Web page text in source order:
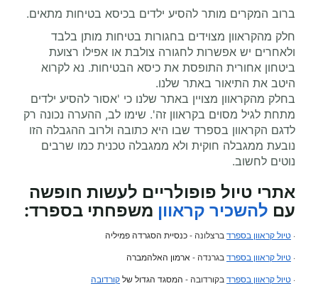
ברוב המקרים מותר להסיע ילדים בכיסא בטיחות מתאים.
חלק מהקראוון מצוידים בחגורות בטיחות מותן בלבד
ולאחרים יש אפשרות לחגורה צולבת או אפילו רצועת
ביטחון אחורית התופסת את כיסא הבטיחות. נא לקרוא
היטב את התיאור באתר שלנו.
בחלק מהקראוון מצויין באתר שלנו כי 'אסור להסיע ילדים
מתחת לגיל מסוים בקראוון זה'. שימו לב, ההערה נכונה רק
לדגם הקראוון בספרד שבו היא כתובה ולרוב ההגבלה הזו
נובעת ממגבלה חוקית ולא ממגבלה טכנית כמו שרבים
נוטים לחשוב.
אתרי טיול פופולריים לעשות חופשה
עם להשכיר קראוון משפחתי בספרד:
· טיול קראוון בספרד ברצלונה - כנסיית הסגרדה פמיליה
· טיול קראוון בספרד בגרנדה - ארמון האלהמברה
· טיול קראוון בספרד בקורדובה - המסגד הגדול של קורדובה